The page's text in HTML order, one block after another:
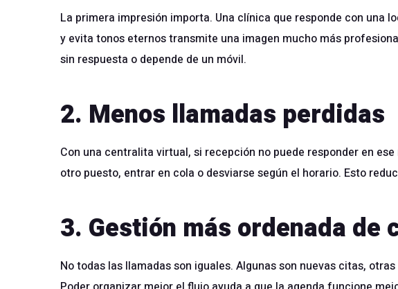
La primera impresión importa. Una clínica que responde con una
y evita tonos eternos transmite una imagen mucho más
sin respuesta o depende de un móvil.
2. Menos llamadas perdidas
Con una centralita virtual, si recepción no puede responder en
otro puesto, entrar en cola o desviarse según el horario. Esto
3. Gestión más ordenada de
No todas las llamadas son iguales. Algunas son nuevas citas,